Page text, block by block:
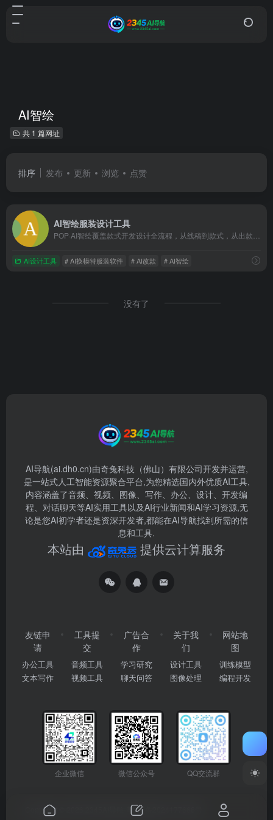
AI智绘
共 1 篇网址
排序 发布 更新 浏览 点赞
AI智绘服装设计工具
AI设计工具 # AI换模特服装软件 # AI改款 # AI智绘
没有了
AI导航(ai.dh0.cn)由奇兔科技（佛山）有限公司开发并运营,
是一站式人工智能资源聚合平台,为您精选国内外优质AI工具,
内容涵盖了音频、视频、图像、写作、办公、设计、开发编
程、对话聊天等AI实用工具以及AI行业新闻和AI学习资源,无
论是您AI初学者还是资深开发者,都能在AI导航找到所需的信
息和工具.
本站由 提供云计算服务
友链申
请
办公工具
文本写作
工具提
交
音频工具
视频工具
广告合
作
学习研究
聊天问答
关于我
们
设计工具
图像处理
网站地
图
训练模型
编程开发
企业微信 微信公众号 QQ交流群
Copyright © 2026 粤ICP备2024177666号